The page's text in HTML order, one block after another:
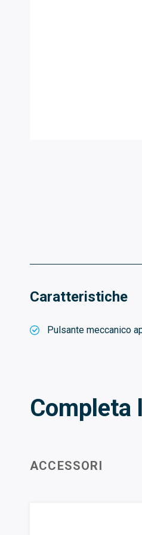
Caratteristiche
Pulsante meccanico
Completa
ACCESSORI